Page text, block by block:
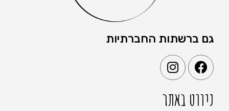
גם ברשתות החברתיות
ניווט באתר